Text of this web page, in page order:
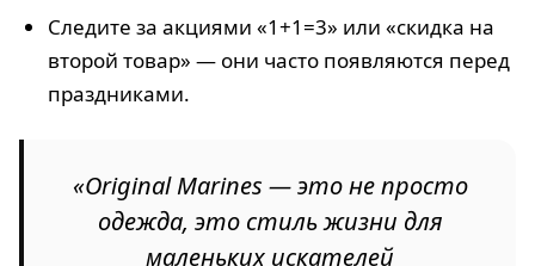
Следите за акциями «1+1=3» или «скидка на
второй товар» — они часто появляются перед
праздниками.
«Original Marines — это не просто
одежда, это стиль жизни для
маленьких искателей